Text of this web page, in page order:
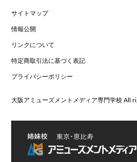
サイトマップ
情報公開
リンクについて
特定商取引法に基づく表記
プライバシーポリシー
大阪アミューズメントメディア専門学校 All